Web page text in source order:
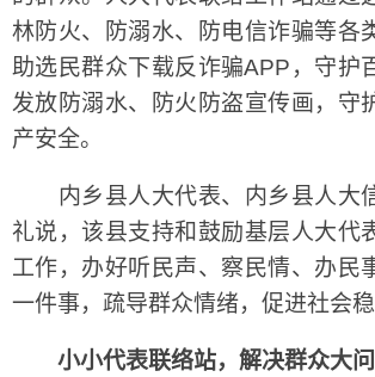
林防火、防溺水、防电信诈骗等各
助选民群众下载反诈骗APP，守护
发放防溺水、防火防盗宣传画，守
产安全。
内乡县人大代表、内乡县人大
礼说，该县支持和鼓励基层人大代
工作，办好听民声、察民情、办民
一件事，疏导群众情绪，促进社会稳
小小代表联络站，解决群众大